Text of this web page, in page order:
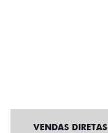
VENDAS DIRETAS